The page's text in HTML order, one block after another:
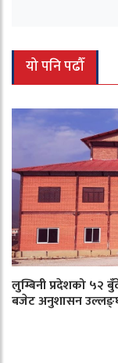
यो पनि पढौँ
लुम्बिनी प्रदेशको ५२
बजेट अनुशासन